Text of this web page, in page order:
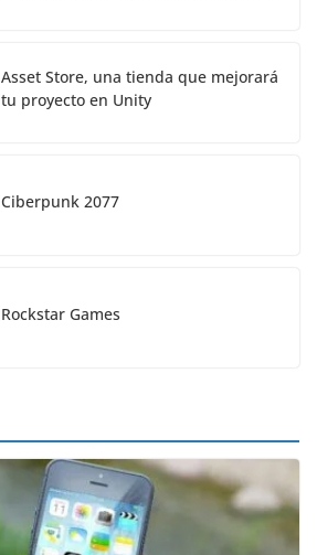
Asset Store, una tienda que mejorará
tu proyecto en Unity
Ciberpunk 2077
Rockstar Games